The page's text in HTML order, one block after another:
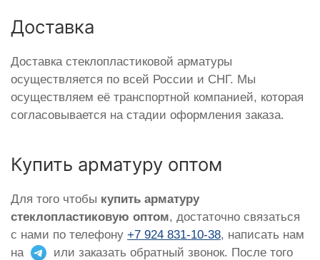
Доставка
Доставка стеклопластиковой арматуры
осуществляется по всей России и СНГ. Мы
осуществляем её транспортной компанией, которая
согласовывается на стадии оформления заказа.
Купить арматуру оптом
Для того чтобы купить арматуру
стеклопластиковую оптом, достаточно связаться
с нами по телефону +7 924 831-10-38, написать нам
на
или заказать обратный звонок. После того